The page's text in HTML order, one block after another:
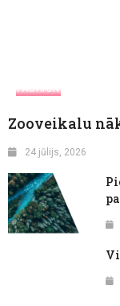
FASHION
Zooveikalu
24 jūlijs, 2026